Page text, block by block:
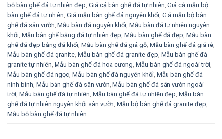
bộ bàn ghế đá tự nhiên đẹp, Giá cả bàn ghế đá tự nhiên, Giá cả mẫu bộ
bàn ghế đá tự nhiên, Giá mẫu bàn ghế đá nguyên khối, Giá mẫu bộ bàn
ghế đá sân vườn, Mẫu bàn đá nguyên khối, Mẫu bàn đá tự nhiên nguyên
khối, Mẫu bàn ghế bằng đá tự nhiên đẹp, Mẫu bàn ghế đá đẹp, Mẫu bàn
ghế đá đẹp bằng đá khối, Mẫu bàn ghế đá giả gỗ, Mẫu bàn ghế đá giá rẻ,
Mẫu bàn ghế đá granite, Mẫu bàn ghế đá granite đẹp, Mẫu bàn ghế đá
granite tự nhiên, Mẫu bàn ghế đá hoa cương, Mẫu bàn ghế đá ngoài trời,
Mẫu bàn ghế đá ngọc, Mẫu bàn ghế đá nguyên khối, Mẫu bàn ghế đá
ninh bình, Mẫu bàn ghế đá sân vườn, Mẫu bàn ghế đá sân vườn ngoài
trời, Mẫu bàn ghế đá tự nhiên, Mẫu bàn ghế đá tự nhiên đẹp, Mẫu bàn
ghế đá tự nhiên nguyên khối sân vườn, Mẫu bộ bàn ghế đá granite đẹp,
Mẫu bộ bàn ghế đá tự nhiên.